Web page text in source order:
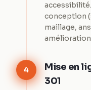
conception
maillage,
4
Mise en
301